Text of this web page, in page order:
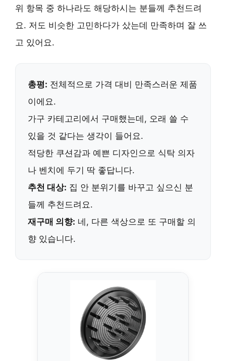
위 항목 중 하나라도 해당하시는 분들께 추천드려
요. 저도 비슷한 고민하다가 샀는데 만족하며 잘 쓰
고 있어요.
총평: 전체적으로 가격 대비 만족스러운 제품
이에요.
가구 카테고리에서 구매했는데, 오래 쓸 수
있을 것 같다는 생각이 들어요.
적당한 쿠션감과 예쁜 디자인으로 식탁 의자
나 벤치에 두기 딱 좋답니다.
추천 대상: 집 안 분위기를 바꾸고 싶으신 분
들께 추천드려요.
재구매 의향: 네, 다른 색상으로 또 구매할 의
향 있습니다.